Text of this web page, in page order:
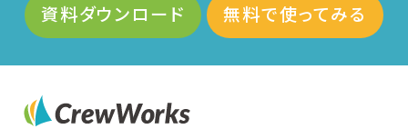
資料ダウンロード 無料で使ってみる